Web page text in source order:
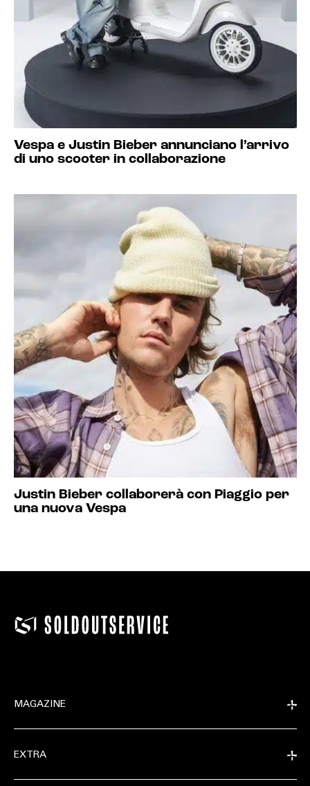
Vespa e Justin Bieber annunciano l’arrivo
di uno scooter in collaborazione
Justin Bieber collaborerà con Piaggio per
una nuova Vespa
MAGAZINE
EXTRA